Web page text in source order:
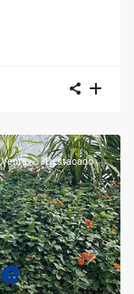
Next
Venta Destacado